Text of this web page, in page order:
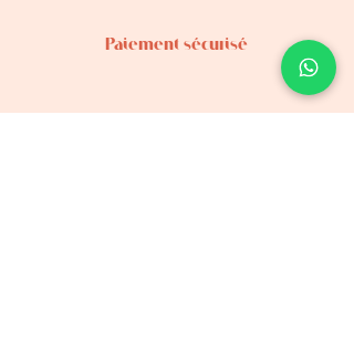
Paiement sécurisé